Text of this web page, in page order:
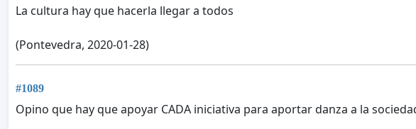
La cultura hay que hacerla llegar a todos
(Pontevedra, 2020-01-28)
#1089
Opino que hay que apoyar CADA iniciativa para aportar danza a la